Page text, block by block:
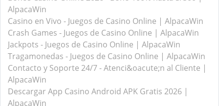
AlpacaWin
Casino en Vivo - Juegos de Casino Online | AlpacaWin
Crash Games - Juegos de Casino Online | AlpacaWin
Jackpots - Juegos de Casino Online | AlpacaWin
Tragamonedas - Juegos de Casino Online | AlpacaWin
Contacto y Soporte 24/7 - Atenci&oacute;n al Cliente |
AlpacaWin
Descargar App Casino Android APK Gratis 2026 |
AlpacaWin